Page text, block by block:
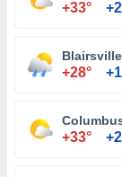
+33°
Blairsville
+28°
+33°